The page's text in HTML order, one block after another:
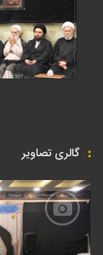
گالری تصاویر